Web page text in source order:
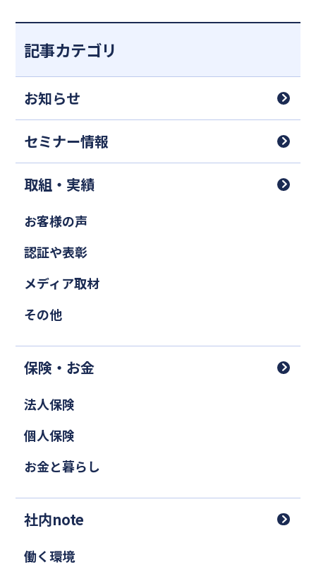
記事カテゴリ
お知らせ
セミナー情報
取組・実績
お客様の声
認証や表彰
メディア取材
その他
保険・お金
法人保険
個人保険
お金と暮らし
社内note
働く環境